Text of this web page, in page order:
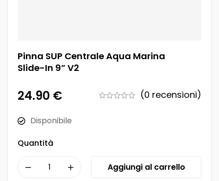
Pinna SUP Centrale Aqua Marina
Slide-In 9” V2
24.90 € (0 recensioni)
Disponibile
Quantità
Aggiungi al carrello